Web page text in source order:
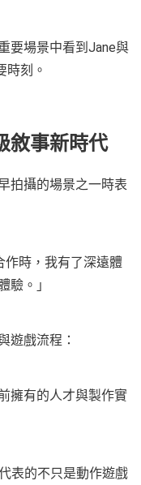
要場景中看到Jane與
時刻。
敘事新時代
拍攝的場景之一時表
作時，我有了深遠體
驗。」
遊戲流程：
擁有的人才與製作實
表的不只是動作遊戲